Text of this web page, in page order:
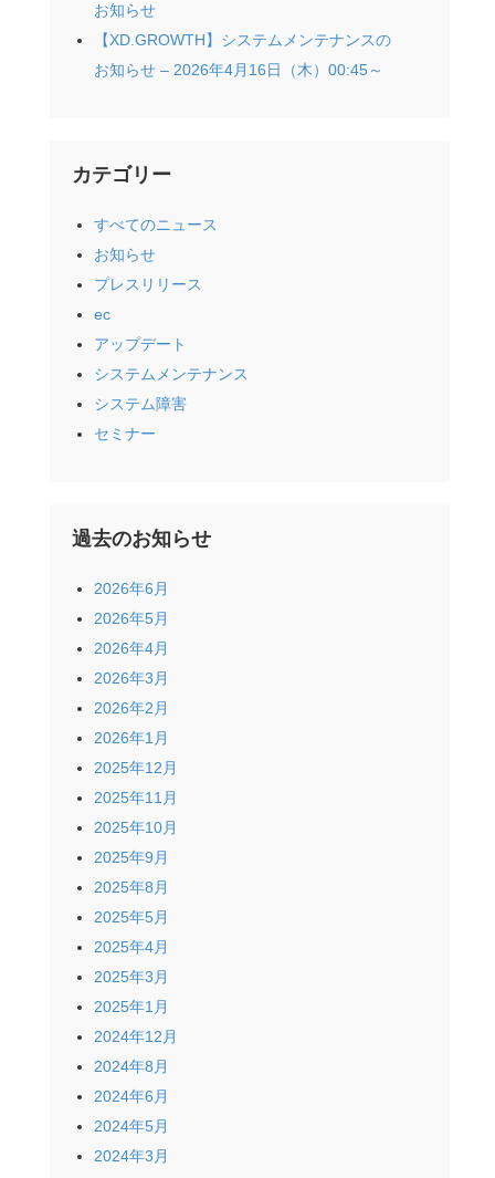
お知らせ
【XD.GROWTH】システムメンテナンスの
お知らせ – 2026年4月16日（木）00:45～
カテゴリー
すべてのニュース
お知らせ
プレスリリース
ec
アップデート
システムメンテナンス
システム障害
セミナー
過去のお知らせ
2026年6月
2026年5月
2026年4月
2026年3月
2026年2月
2026年1月
2025年12月
2025年11月
2025年10月
2025年9月
2025年8月
2025年5月
2025年4月
2025年3月
2025年1月
2024年12月
2024年8月
2024年6月
2024年5月
2024年3月